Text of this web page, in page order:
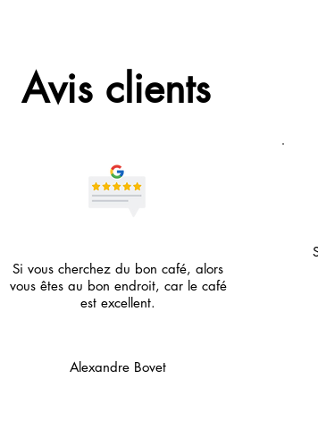
Avis clients
Si vous cherchez du bon café, alors
vous êtes au bon endroit, car le café
est excellent.
Alexandre Bovet